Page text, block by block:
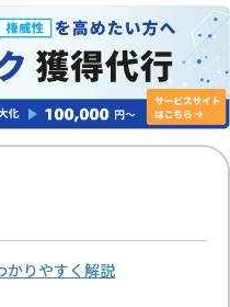
かりやすく解説